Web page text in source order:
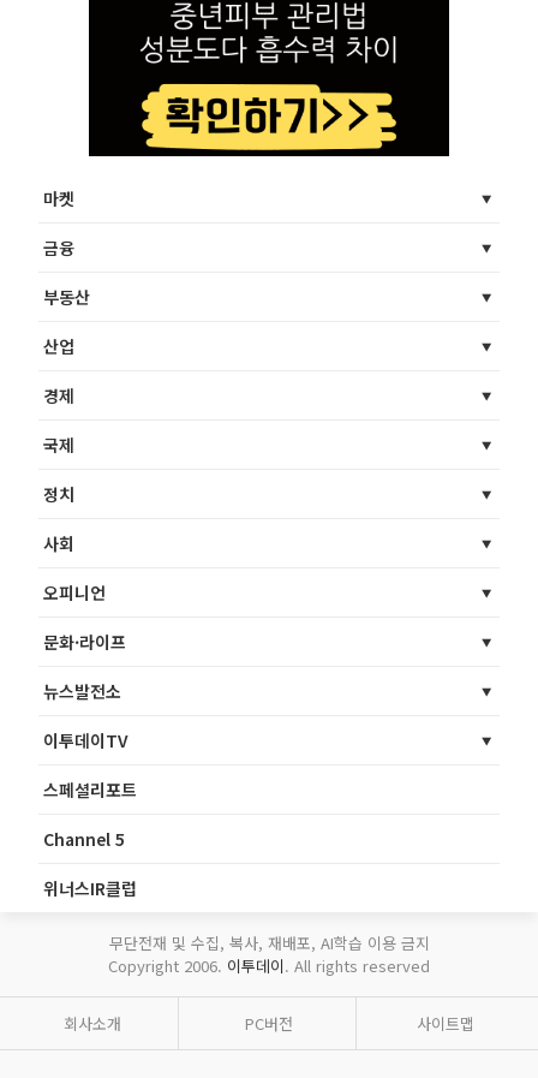
마켓
금융
부동산
산업
경제
국제
정치
사회
오피니언
문화·라이프
뉴스발전소
이투데이TV
스페셜리포트
Channel 5
위너스IR클럽
무단전재 및 수집, 복사, 재배포, AI학습 이용 금지
Copyright 2006. 이투데이. All rights reserved
회사소개 PC버전 사이트맵